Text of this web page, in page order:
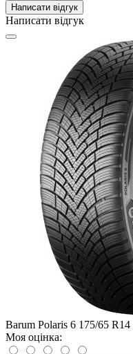
Написати відгук
Написати відгук
Barum Polaris 6 175/65
Моя оцінка: